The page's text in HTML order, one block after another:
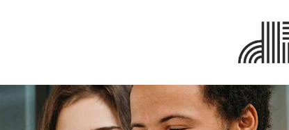
Réalisations En cours 3D